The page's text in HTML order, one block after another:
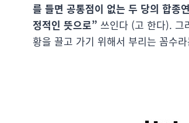
를 들면 공통점이 없는 두 당의 합종
정적인 뜻으로” 쓰인다 (고 한다). 그
황을 끌고 가기 위해서 부리는 꼼수